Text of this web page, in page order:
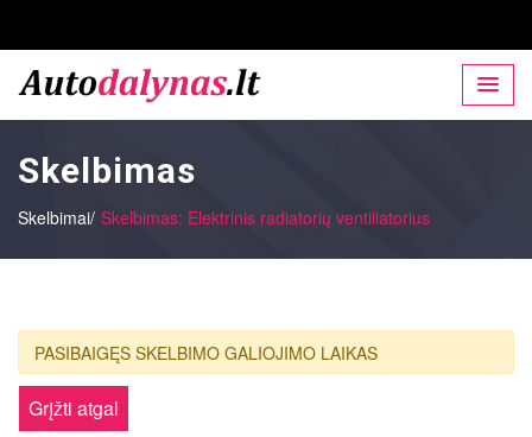
Skelbimas
Skelbimai/ Skelbimas: Elektrinis radiatorių ventiliatorius
PASIBAIGĘS SKELBIMO GALIOJIMO LAIKAS
Grįžti atgal